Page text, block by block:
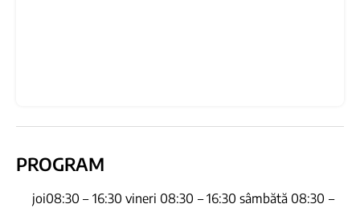
PROGRAM
joi08:30 – 16:30 vineri 08:30 – 16:30 sâmbătă 08:30 –